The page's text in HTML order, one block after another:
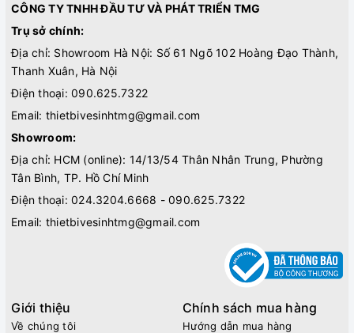
CÔNG TY TNHH ĐẦU TƯ VÀ PHÁT TRIỂN TMG
Trụ sở chính:
Địa chỉ: Showroom Hà Nội: Số 61 Ngõ 102 Hoàng Đạo Thành,
Thanh Xuân, Hà Nội
Điện thoại: 090.625.7322
Email: thietbivesinhtmg@gmail.com
Showroom:
Địa chỉ: HCM (online): 14/13/54 Thân Nhân Trung, Phường
Tân Bình, TP. Hồ Chí Minh
Điện thoại: 024.3204.6668 - 090.625.7322
Email: thietbivesinhtmg@gmail.com
Giới thiệu
Về chúng tôi
Chính sách mua hàng
Hướng dẫn mua hàng